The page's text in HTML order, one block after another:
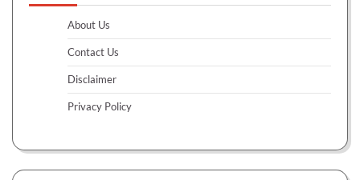
About Us
Contact Us
Disclaimer
Privacy Policy